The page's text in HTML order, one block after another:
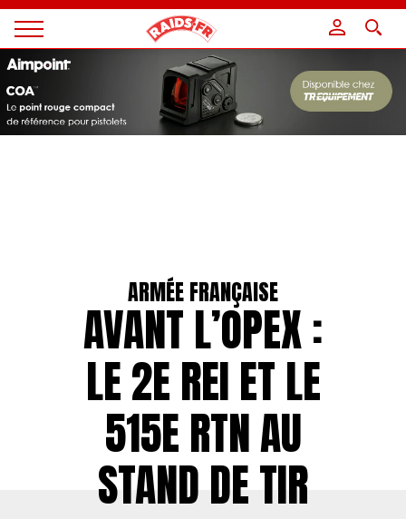
Magazine
Raids
ARMÉE FRANÇAISE
AVANT L’OPEX :
LE 2E REI ET LE
515E RTN AU
STAND DE TIR
Panneau de gestion des cookies